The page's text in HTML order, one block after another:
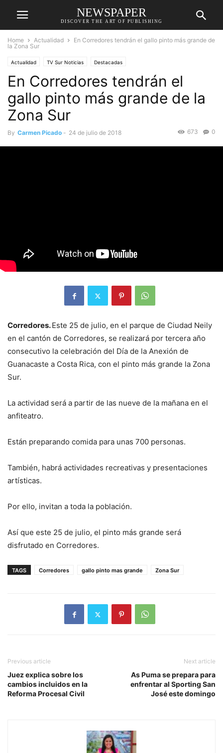
NEWSPAPER
DISCOVER THE ART OF PUBLISHING
Home Actualidad
En Corredores tendrán el gallo pinto más grande de
la Zona Sur
Actualidad TV Sur Noticias Destacadas
En Corredores tendrán el
gallo pinto más grande de la
Zona Sur
By Carmen Picado - 24 de julio de 2018 0
673
Corredores.Este 25 de julio, en el parque de Ciudad Neily
en el cantón de Corredores, se realizará por tercera año
consecutivo la celebración del Día de la Anexión de
Guanacaste a Costa Rica, con el pinto más grande la Zona
Sur.
La actividad será a partir de las nueve de la mañana en el
anfiteatro.
Están preparando comida para unas 700 personas.
También, habrá actividades recreativas y presentaciones
artísticas.
Por ello, invitan a toda la población.
Así que este 25 de julio, el pinto más grande será
disfrutado en Corredores.
TAGS Corredores gallo pinto mas grande Zona Sur
Previous article
Juez explica sobre los
cambios incluidos en la
Reforma Procesal Civil
Next article
As Puma se prepara para
enfrentar al Sporting San
José este domingo